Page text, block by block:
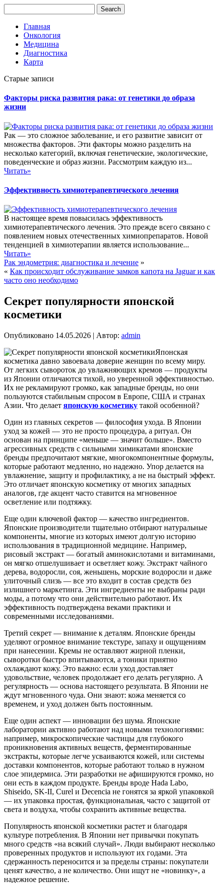
Главная
Онкология
Медицина
Диагностика
Карта
Старые записи
Факторы риска развития рака: от генетики до образа
жизни
Рак — это сложное заболевание, и его развитие зависит от
множества факторов. Эти факторы можно разделить на
несколько категорий, включая генетические, экологические,
поведенческие и образ жизни. Рассмотрим каждую из...
Читать»
Эффективность химиотерапевтического лечения
В настоящее время повысилась эффективность
химиотерапевтического лечения. Это прежде всего связано с
появлением новых отечественных химиопрепаратов. Новой
тенденцией в химиотерапии является использование...
Читать»
Рак эндометрия: диагностика и лечение »
« Как происходит обслуживание замков капота на Jaguar и как
часто оно необходимо
Секрет популярности японской
косметики
Опубликовано 14.05.2026 | Автор: admin
Японская
косметика давно завоевала доверие женщин по всему миру.
От легких сывороток до увлажняющих кремов — продукты
из Японии отличаются тихой, но уверенной эффективностью.
Их не рекламируют громко, как западные бренды, но они
пользуются стабильным спросом в Европе, США и странах
Азии. Что делает японскую косметику такой особенной?
Один из главных секретов — философия ухода. В Японии
уход за кожей — это не просто процедура, а ритуал. Он
основан на принципе «меньше — значит больше». Вместо
агрессивных средств с сильными химикатами японские
бренды предпочитают мягкие, многокомпонентные формулы,
которые работают медленно, но надежно. Упор делается на
увлажнение, защиту и профилактику, а не на быстрый эффект.
Это отличает японскую косметику от многих западных
аналогов, где акцент часто ставится на мгновенное
осветление или подтяжку.
Еще один ключевой фактор — качество ингредиентов.
Японские производители тщательно отбирают натуральные
компоненты, многие из которых имеют долгую историю
использования в традиционной медицине. Например,
рисовый экстракт — богатый аминокислотами и витаминами,
он мягко отшелушивает и осветляет кожу. Экстракт чайного
дерева, водоросли, соя, женьшень, морские водоросли и даже
улиточный слизь — все это входит в состав средств без
излишнего маркетинга. Эти ингредиенты не выбраны ради
моды, а потому что они действительно работают. Их
эффективность подтверждена веками практики и
современными исследованиями.
Третий секрет — внимание к деталям. Японские бренды
уделяют огромное внимание текстуре, запаху и ощущениям
при нанесении. Кремы не оставляют жирной пленки,
сыворотки быстро впитываются, а тоники приятно
охлаждают кожу. Это важно: если уход доставляет
удовольствие, человек продолжает его делать регулярно. А
регулярность — основа настоящего результата. В Японии не
ждут мгновенного чуда. Они знают: кожа меняется со
временем, и уход должен быть постоянным.
Еще один аспект — инновации без шума. Японские
лаборатории активно работают над новыми технологиями:
например, микроскопические частицы для глубокого
проникновения активных веществ, ферментированные
экстракты, которые легче усваиваются кожей, или системы
доставки компонентов, которые работают только в нужном
слое эпидермиса. Эти разработки не афишируются громко, но
они есть в каждом продукте. Бренды вроде Hada Labo,
Shiseido, SK-II, Curel и Decencia не гонятся за яркой упаковкой
— их упаковка простая, функциональная, часто с защитой от
света и воздуха, чтобы сохранить активные вещества.
Популярность японской косметики растет и благодаря
культуре потребления. В Японии нет привычки покупать
много средств «на всякий случай». Люди выбирают несколько
проверенных продуктов и используют их годами. Эта
сдержанность переносится и за пределы страны: покупатели
ценят качество, а не количество. Они ищут не «новинку», а
надежное решение.